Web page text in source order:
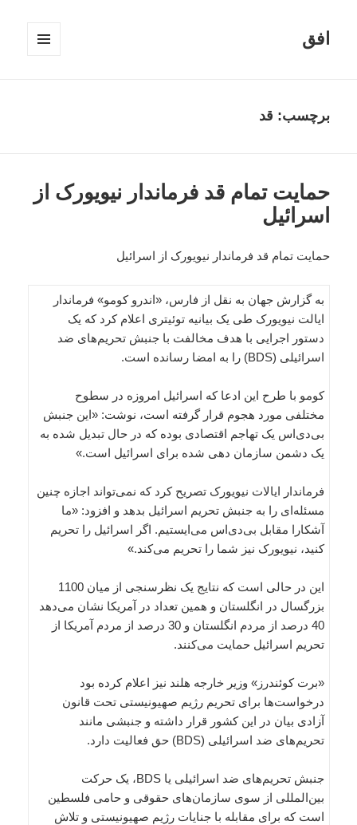
افق
برچسب: قد
حمایت تمام قد فرماندار نیویورک از
اسرائیل
حمایت تمام قد فرماندار نیویورک از اسرائیل
به گزارش جهان به نقل از فارس، «اندرو کومو» فرماندار
ایالت نیویورک طی یک بیانیه توئیتری اعلام کرد که یک
دستور اجرایی با هدف مخالفت با جنبش تحریم‌های ضد
اسرائیلی (BDS) را به امضا رسانده است.
کومو با طرح این ادعا که اسرائیل امروزه در سطوح
مختلفی مورد هجوم قرار گرفته است، نوشت: «این جنبش
بی‌دی‌اس یک تهاجم اقتصادی بوده که در حال تبدیل شده به
یک دشمن سازمان دهی شده برای اسرائیل است.»
فرماندار ایالات نیویورک تصریح کرد که نمی‌تواند اجازه چنین
مسئله‌ای را به جنبش تحریم‌ اسرائیل بدهد و افزود: «ما
آشکارا مقابل بی‌دی‌اس می‌ایستیم. اگر اسرائیل را تحریم
کنید، نیویورک نیز شما را تحریم می‌کند.»
این در حالی است که نتایج یک نظرسنجی از میان 1100
بزرگسال در انگلستان و همین تعداد در آمریکا نشان می‌دهد
40 درصد از مردم انگلستان و 30 درصد از مردم آمریکا از
تحریم اسرائیل حمایت می‌کنند.
«برت کوئندرز» وزیر خارجه هلند نیز اعلام کرده بود
درخواست‌ها برای تحریم رژیم صهیونیستی تحت قانون
آزادی بیان در این کشور قرار داشته و جنبشی مانند
تحریم‌های ضد اسرائیلی (BDS) حق فعالیت دارد.
جنبش تحریم‌های ضد اسرائیلی یا BDS، یک حرکت
بین‌المللی از سوی سازمان‌های حقوقی و حامی فلسطین
است که برای مقابله با جنایات رژیم صهیونیستی و تلاش